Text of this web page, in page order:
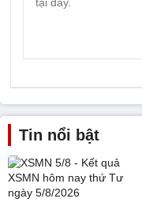
Tin nổi bật